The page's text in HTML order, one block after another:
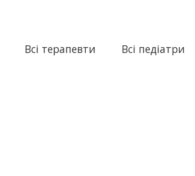
Всі терапевти Всі педіатри